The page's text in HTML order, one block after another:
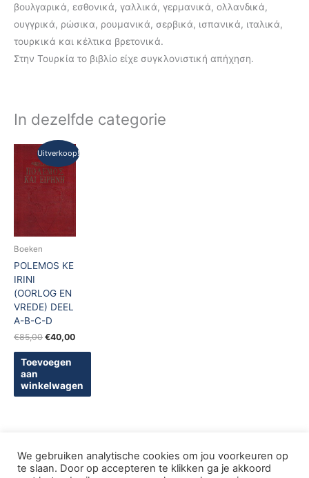
βουλγαρικά, εσθονικά, γαλλικά, γερμανικά, ολλανδικά,
ουγγρικά, ρώσικα, ρουμανικά, σερβικά, ισπανικά, ιταλικά,
τουρκικά και κέλτικα βρετονικά.
Στην Τουρκία το βιβλίο είχε συγκλονιστική απήχηση.
In dezelfde categorie
Uitverkoop!
Boeken
POLEMOS KE
IRINI
(OORLOG EN
VREDE) DEEL
A-B-C-D
€85,00
Oorspronkelijke
was:
€85,00.
€40,00
Huidige
prijs
Toevoegen
aan
winkelwagen
We gebruiken analytische cookies om jou voorkeuren op
te slaan. Door op accepteren te klikken ga je akkoord